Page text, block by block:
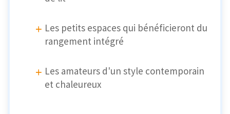
Les petits espaces qui bénéficieront du
rangement intégré
Les amateurs d'un style contemporain
et chaleureux